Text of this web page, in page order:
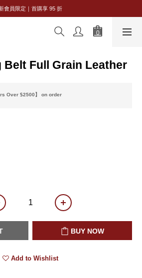
館購物滿 NT$2,500｜享免運
會員限定｜首購享 95 折
館購物滿 NT$2,500｜享免運
Belt Full Grain Leather
Over $2500】 on order
BUY NOW
Add to Wishlist